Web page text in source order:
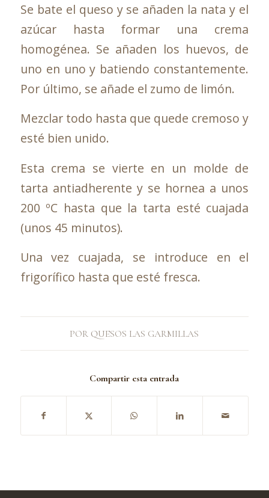
Se bate el queso y se añaden la nata y el
azúcar hasta formar una crema
homogénea. Se añaden los huevos, de
uno en uno y batiendo constantemente.
Por último, se añade el zumo de limón.
Mezclar todo hasta que quede cremoso y
esté bien unido.
Esta crema se vierte en un molde de
tarta antiadherente y se hornea a unos
200 ºC hasta que la tarta esté cuajada
(unos 45 minutos).
Una vez cuajada, se introduce en el
frigorífico hasta que esté fresca.
POR QUESOS LAS GARMILLAS
Compartir esta entrada